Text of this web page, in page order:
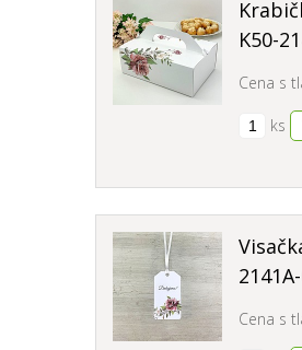
K50-
Cena s
ks
Cena s